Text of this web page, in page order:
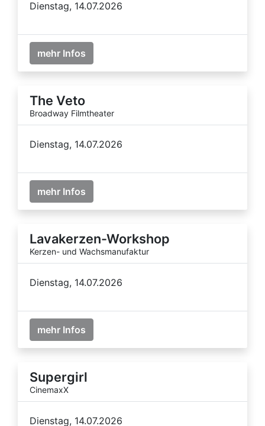
Dienstag, 14.07.2026
mehr Infos
The Veto
Broadway Filmtheater
Dienstag, 14.07.2026
mehr Infos
Lavakerzen-Workshop
Kerzen- und Wachsmanufaktur
Dienstag, 14.07.2026
mehr Infos
Supergirl
CinemaxX
Dienstag, 14.07.2026